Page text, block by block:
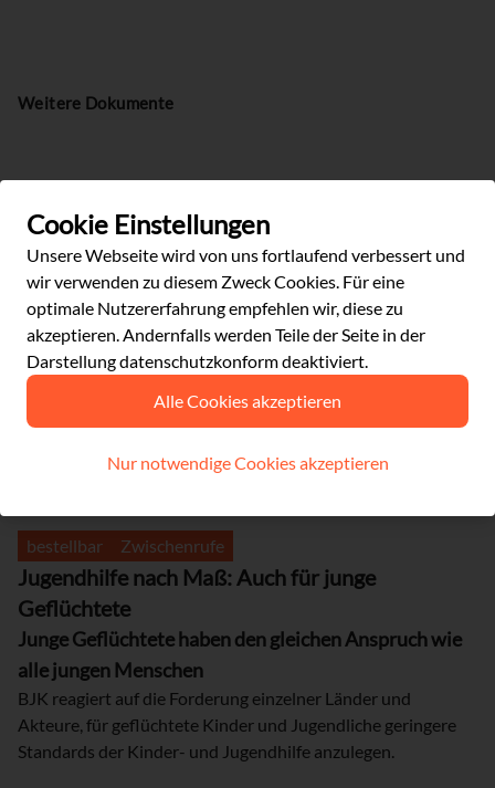
Weitere Dokumente
Weitere Inhalte
bestellbar Zwischenrufe
Jugendhilfe nach Maß: Auch für junge
Geflüchtete
Junge Geflüchtete haben den gleichen Anspruch wie
alle jungen Menschen
BJK reagiert auf die Forderung einzelner Länder und
Akteure, für geflüchtete Kinder und Jugendliche geringere
Standards der Kinder- und Jugendhilfe anzulegen.
Cookie Einstellungen
Unsere Webseite wird von uns fortlaufend verbessert und
wir verwenden zu diesem Zweck Cookies. Für eine
optimale Nutzererfahrung empfehlen wir, diese zu
akzeptieren. Andernfalls werden Teile der Seite in der
Darstellung datenschutzkonform deaktiviert.
Alle Cookies akzeptieren
Nur notwendige Cookies akzeptieren